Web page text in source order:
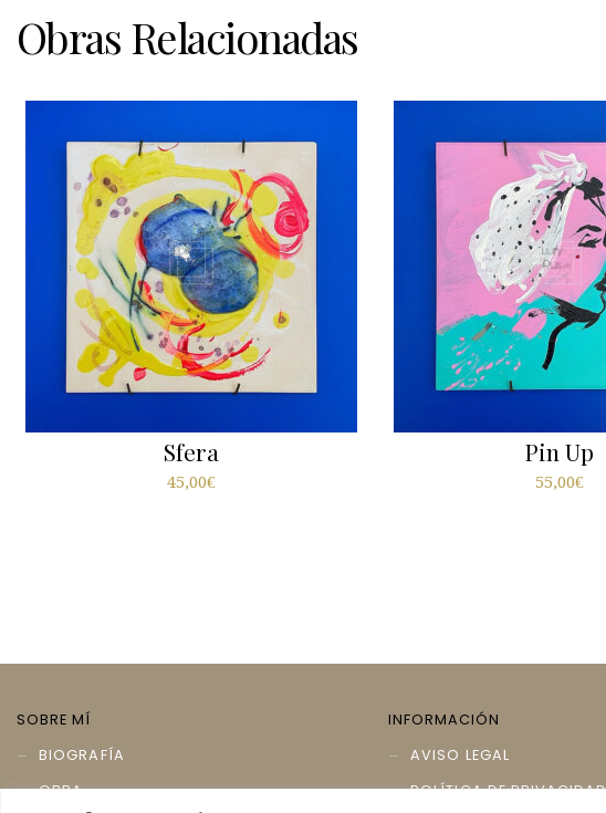
Obras Relacionadas
Sfera
45,00€
Pin Up
55,00€
SOBRE MÍ
BIOGRAFÍA
OBRA
INFORMACIÓN
AVISO LEGAL
POLÍTICA DE PRIVACIDAD